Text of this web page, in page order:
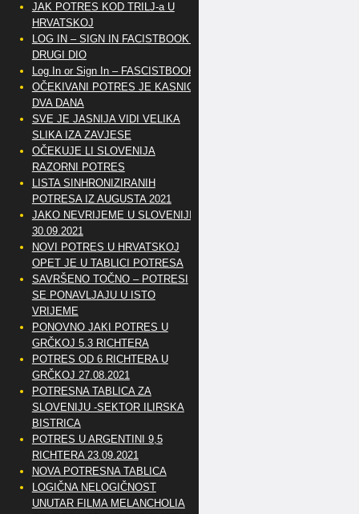
JAK POTRES KOD TRILJ-a U
HRVATSKOJ
LOG IN – SIGN IN FACISTBOOK –
DRUGI DIO
Log In or Sign In – FASCISTBOOK
OČEKIVANI POTRES JE KASNIO
DVA DANA
SVE JE JASNIJA VIDI VELIKA
SLIKA IZA ZAVJESE
OČEKUJE LI SLOVENIJA
RAZORNI POTRES
LISTA SINHRONIZIRANIH
POTRESA IZ AUGUSTA 2021
JAKO NEVRIJEME U SLOVENIJI
30.09.2021
NOVI POTRES U HRVATSKOJ
OPET JE U TABLICI POTRESA
SAVRŠENO TOČNO – POTRESI
SE PONAVLJAJU U ISTO
VRIJEME
PONOVNO JAKI POTRES U
GRČKOJ 5.3 RICHTERA
POTRES OD 6 RICHTERA U
GRČKOJ 27.08.2021
POTRESNA TABLICA ZA
SLOVENIJU -SEKTOR ILIRSKA
BISTRICA
POTRES U ARGENTINI 9,5
RICHTERA 23.09.2021
NOVA POTRESNA TABLICA
LOGIČNA NELOGIČNOST
UNUTAR FILMA MELANCHOLIA